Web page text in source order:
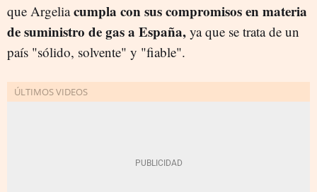
que Argeliacumpla con sus compromisos en materia
de suministro de gas a España, ya que se trata de un
país "sólido, solvente" y "fiable".